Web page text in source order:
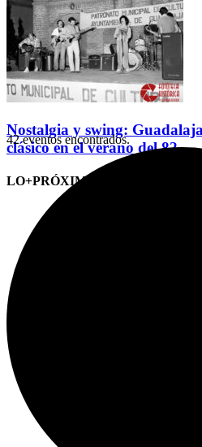
Nostalgia y swing:
clásico en el verano del 82
LO+PRÓXIMO (CITAS)
42 eventos encontrados.